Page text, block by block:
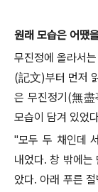
원래 모습은 어땠
무진정에 올라서
(記文)부터 먼저
은 무진정기 (無盡
모습이 담겨 있었
"모두 두 채인데
내었다.창 밖에는
았다.아래 푸른